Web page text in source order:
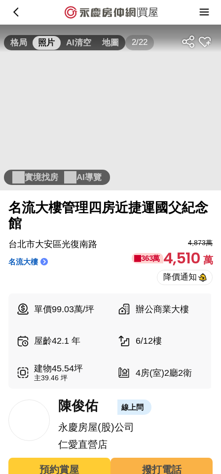
買屋
格局 照片 AI清空 地圖 2/22
實境找房 AI導覽
名流大樓管理四房近捷運國父紀念
館
台北市大安區光復南路
名流大樓
4,873萬
363萬 4,510萬
單價99.03萬/坪 辦公商業大樓
屋齡42.1 年 6/12樓
建物45.54坪
主39.46 坪 4房(室)2廳2衛
陳俊佑 線上問
永慶房屋(股)公司
仁愛直營店
預約賞屋 撥打電話